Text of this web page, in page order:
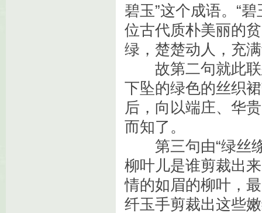
碧玉”这个成语。“
位古代质朴美丽的
绿，楚楚动人，充
故第二句就此联
下坠的绿色的丝织
后，向以端庄、华
而知了。
第三句由“绿丝绦
柳叶儿是谁剪裁出
情的如眉的柳叶，
纤玉手剪裁出这些